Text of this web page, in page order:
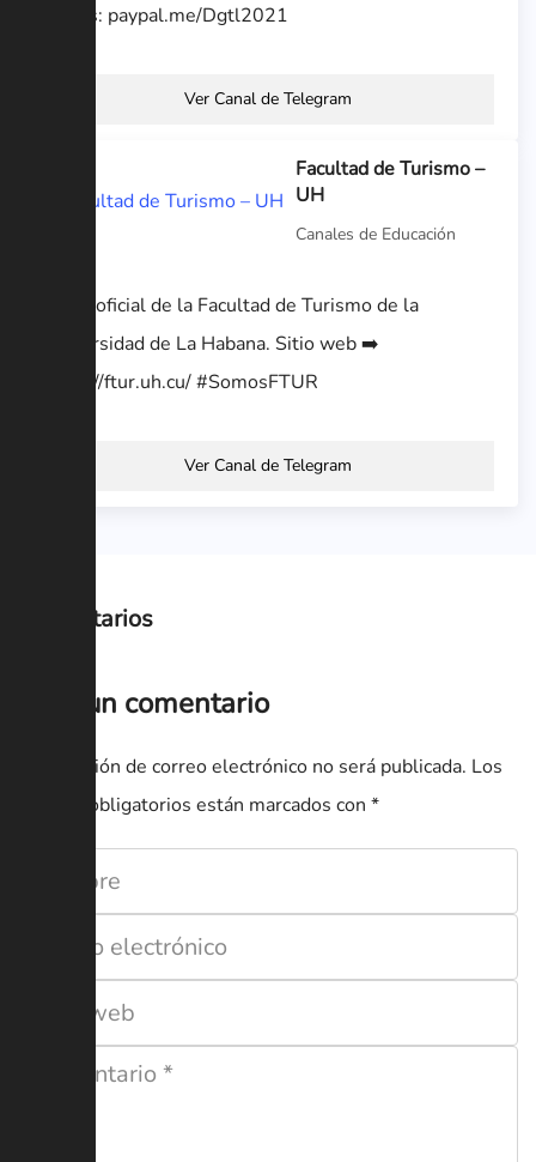
cursos: paypal.me/Dgtl2021
Ver Canal de Telegram
Facultad de Turismo –
UH
Canales de Educación
Canal oficial de la Facultad de Turismo de la
Universidad de La Habana. Sitio web ➡️
https://ftur.uh.cu/ #SomosFTUR
Ver Canal de Telegram
Comentarios
Deja un comentario
Tu dirección de correo electrónico no será publicada. Los
campos obligatorios están marcados con *